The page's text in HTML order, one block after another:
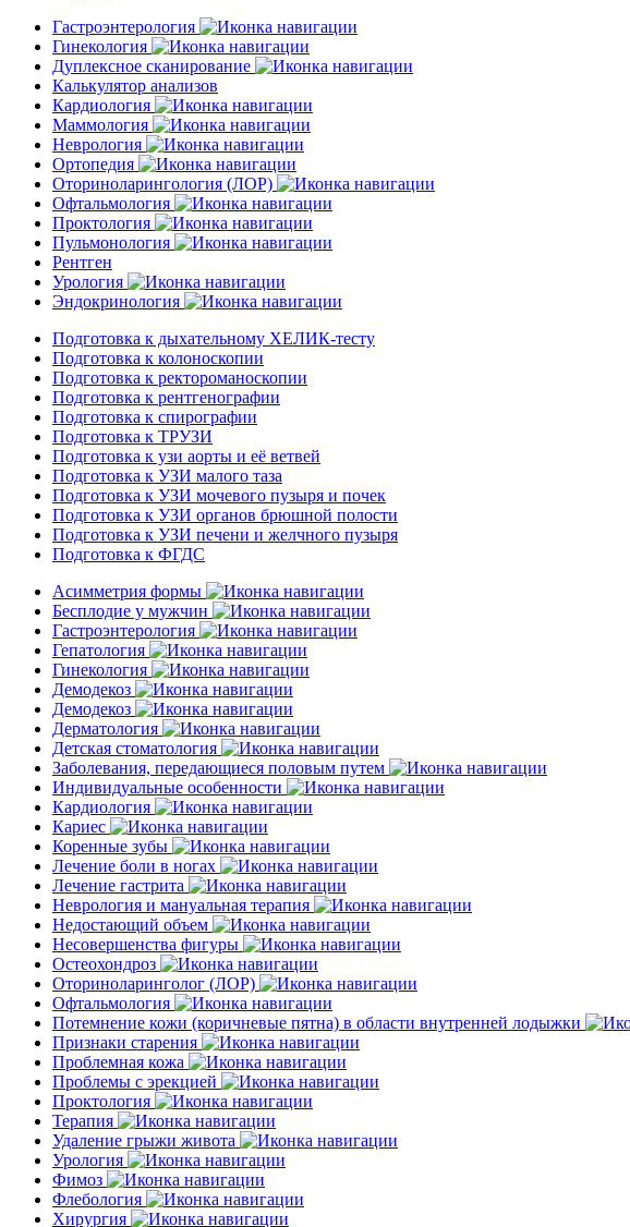
Гастроэнтерология
Гинекология
Дуплексное сканирование
Калькулятор анализов
Кардиология
Маммология
Неврология
Ортопедия
Оториноларингология (ЛОР)
Офтальмология
Проктология
Пульмонология
Рентген
Урология
Эндокринология
Подготовка к дыхательному ХЕЛИК-тесту
Подготовка к колоноскопии
Подготовка к ректороманоскопии
Подготовка к рентгенографии
Подготовка к спирографии
Подготовка к ТРУЗИ
Подготовка к узи аорты и её ветвей
Подготовка к УЗИ малого таза
Подготовка к УЗИ мочевого пузыря и почек
Подготовка к УЗИ органов брюшной полости
Подготовка к УЗИ печени и желчного пузыря
Подготовка к ФГДС
Асимметрия формы
Бесплодие у мужчин
Гастроэнтерология
Гепатология
Гинекология
Демодекоз
Демодекоз
Дерматология
Детская стоматология
Заболевания, передающиеся половым путем
Индивидуальные особенности
Кардиология
Кариес
Коренные зубы
Лечение боли в ногах
Лечение гастрита
Неврология и мануальная терапия
Недостающий объем
Несовершенства фигуры
Остеохондроз
Оториноларинголог (ЛОР)
Офтальмология
Потемнение кожи (коричневые пятна) в области внутренней лодыжки
Признаки старения
Проблемная кожа
Проблемы с эрекцией
Проктология
Терапия
Удаление грыжи живота
Урология
Фимоз
Флебология
Хирургия